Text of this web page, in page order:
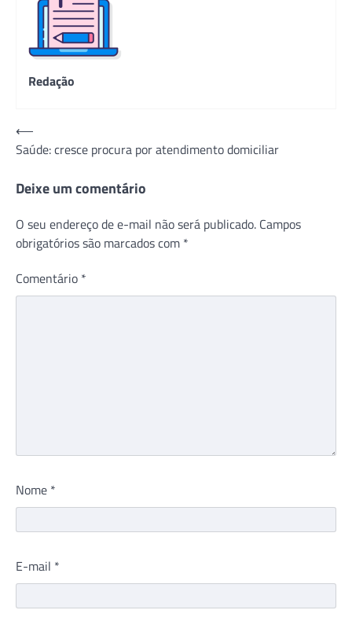
Redação
Navegação
de
Post
⟵
Saúde: cresce procura por atendimento domiciliar
Deixe um comentário
O seu endereço de e-mail não será publicado. Campos
obrigatórios são marcados com *
Comentário *
Nome *
E-mail *